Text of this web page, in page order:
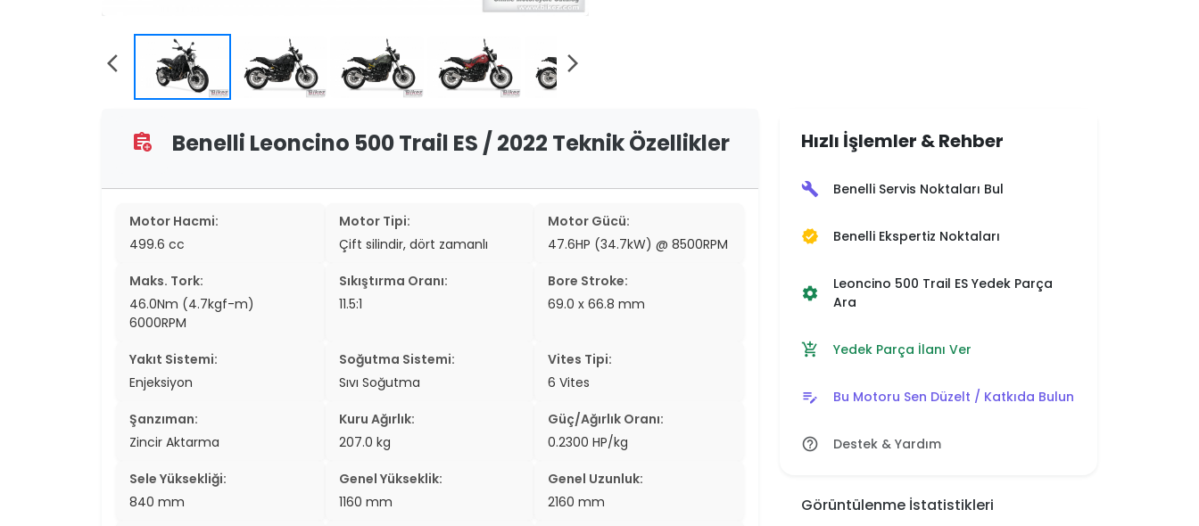
two_wheeler
grid_view
arrow_back_ios arrow_forward_ios
assignment_add Benelli Leoncino 500 Trail ES / 2022 Teknik Özellikler
Motor Hacmi:
499.6 cc
Motor Tipi:
Çift silindir, dört zamanlı
Motor Gücü:
47.6HP (34.7kW) @ 8500RPM
Maks. Tork:
46.0Nm (4.7kgf-m)
6000RPM
Sıkıştırma Oranı:
11.5:1
Bore Stroke:
69.0 x 66.8 mm
Yakıt Sistemi:
Enjeksiyon
Soğutma Sistemi:
Sıvı Soğutma
Vites Tipi:
6 Vites
Şanzıman:
Zincir Aktarma
Kuru Ağırlık:
207.0 kg
Güç/Ağırlık Oranı:
0.2300 HP/kg
Sele Yüksekliği:
840 mm
Genel Yükseklik:
1160 mm
Genel Uzunluk:
2160 mm
Hızlı İşlemler & Rehber
build Benelli Servis Noktaları Bul
verified Benelli Ekspertiz Noktaları
settings
Leoncino 500 Trail ES Yedek Parça
Ara
add_shopping_cart Yedek Parça İlanı Ver
edit_note Bu Motoru Sen Düzelt / Katkıda Bulun
help_outline Destek & Yardım
Görüntülenme İstatistikleri